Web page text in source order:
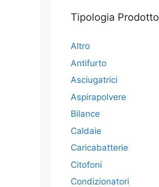
Tipologia Prodotto
Altro
Antifurto
Asciugatrici
Aspirapolvere
Bilance
Caldaie
Caricabatterie
Citofoni
Condizionatori